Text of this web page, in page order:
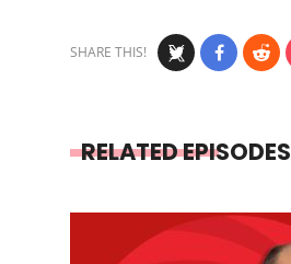
SHARE THIS!
RELATED EPISODES